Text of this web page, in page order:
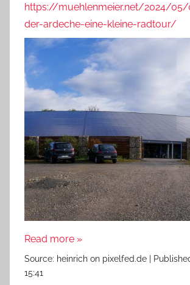
https://muehlenmeier.net/2024/
der-ardeche-eine-kleine-radtour/
Read more »
Source: heinrich on pixelfed.de |
15:41